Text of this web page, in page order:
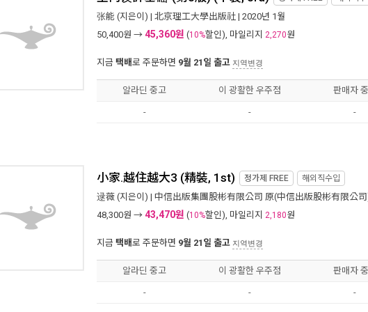
张能 (지은이) | 北京理工大學出版社 | 2020년 1월
50,400원 → 45,360원 (10%할인), 마일리지 2,270원
지금 택배로 주문하면 9월 21일 출고 지역변경
알라딘 중고 이 광활한 우주점 판매자
- - -
小家.越住越大3 (精裝, 1st) 정가제 FREE 해외직수입
逯薇 (지은이) | 中信出版集團股彬有限公司 原(中信出版股彬有限公
48,300원 → 43,470원 (10%할인), 마일리지 2,180원
지금 택배로 주문하면 9월 21일 출고 지역변경
알라딘 중고 이 광활한 우주점 판매자
- - -